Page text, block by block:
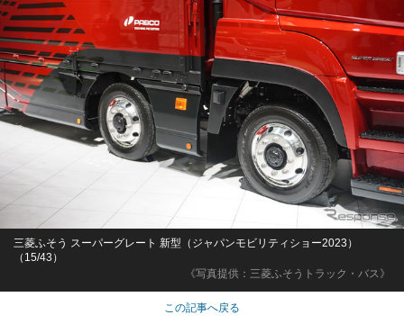
《写真提供：三菱ふそうトラック・バス》
三菱ふそう スーパーグレート 新型（ジャパンモビリティショー2023）
（15/43）
この記事へ戻る